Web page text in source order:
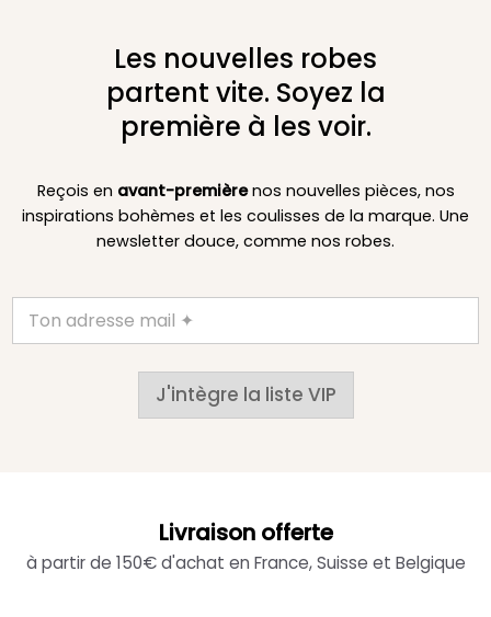
Les nouvelles robes
partent vite. Soyez la
première à les voir.
Reçois en avant-premièrenos nouvelles pièces, nos
inspirations bohèmes et les coulisses de la marque. Une
newsletter douce, comme nos robes.
J'intègre la liste VIP
Livraison offerte
à partir de 150€ d'achat en France, Suisse et Belgique